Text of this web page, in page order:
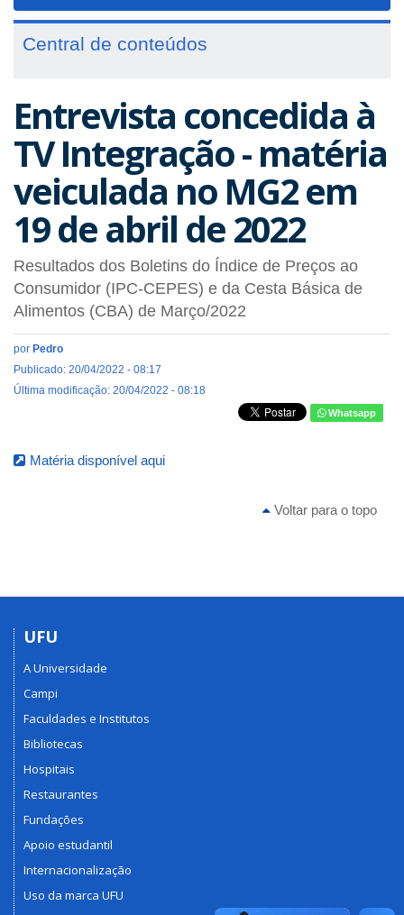
Central de conteúdos
Entrevista concedida à
TV Integração - matéria
veiculada no MG2 em
19 de abril de 2022
Resultados dos Boletins do Índice de Preços ao
Consumidor (IPC-CEPES) e da Cesta Básica de
Alimentos (CBA) de Março/2022
por Pedro
Publicado: 20/04/2022 - 08:17
Última modificação: 20/04/2022 - 08:18
Whatsapp
Matéria disponível aqui
Voltar para o topo
UFU
A Universidade
Campi
Faculdades e Institutos
Bibliotecas
Hospitais
Restaurantes
Fundações
Apoio estudantil
Internacionalização
Uso da marca UFU